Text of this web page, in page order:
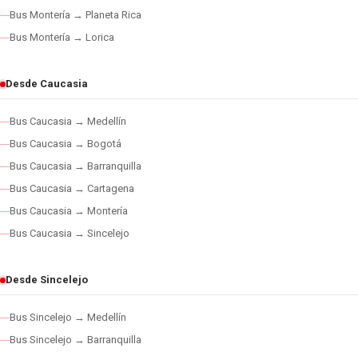
Bus Montería → Planeta Rica
Bus Montería → Lorica
Desde Caucasia
Bus Caucasia → Medellín
Bus Caucasia → Bogotá
Bus Caucasia → Barranquilla
Bus Caucasia → Cartagena
Bus Caucasia → Montería
Bus Caucasia → Sincelejo
Desde Sincelejo
Bus Sincelejo → Medellín
Bus Sincelejo → Barranquilla